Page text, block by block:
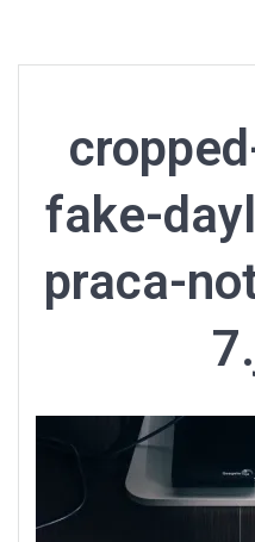
fake-
praca-